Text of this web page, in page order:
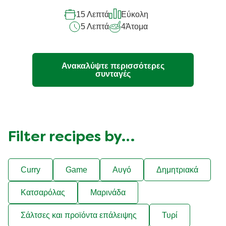
αυτό
το
recipe
15 Λεπτά
Εύκολη
5 Λεπτά
4Άτομα
Ανακαλύψτε περισσότερες
συνταγές
Filter recipes by…
Curry Game Αυγό Δημητριακά
Κατσαρόλας Μαρινάδα
Σάλτσες και προϊόντα επάλειψης Τυρί